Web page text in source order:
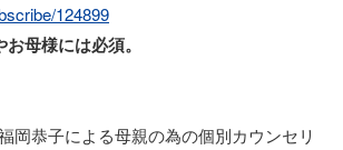
124899
母様には必須。
恭子による母親の為の個別カウンセリ